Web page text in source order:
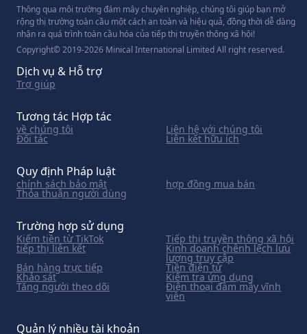
Thông qua môi trường đám mây chuyên nghiệp, chúng tôi giúp bạn mở
rộng thị trường toàn cầu một cách an toàn và hiệu quả, đồng thời dễ dàng
nhận ra quá trình toàn cầu hóa của tiếp thị truyền thông xã hội!
Copyright© 2019-2026 Minical International Limited All right reserved.
Dịch vụ & Hỗ trợ
Trợ giúp
Tương tác Hợp tác
về chúng tôi Liên hệ với chúng tôi
Đối tác Liên kết hữu ích
Quy định Pháp luật
chính sách bảo mật hợp đồng mua bán
Thỏa thuận người dùng
Trường hợp sử dụng
Kiếm tiền từ TikTok Tiếp thị truyền thông xã hội
tiếp thị liên kết Kinh doanh chênh lệch lưu
lượng truy cập
Bán hàng trực tiếp Tiền điện tử
Khảo sát Kiểm tra ứng dụng
Tăng người theo dõi Điện thoại đám mây vĩnh
viễn
Quản lý nhiều tài khoản